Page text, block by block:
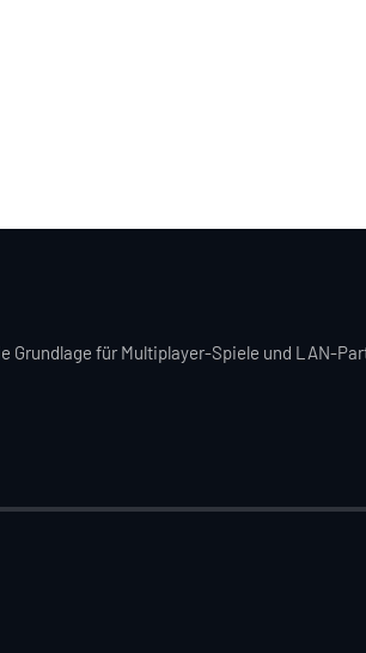
Grundlage für Multiplayer-Spiele und LAN-